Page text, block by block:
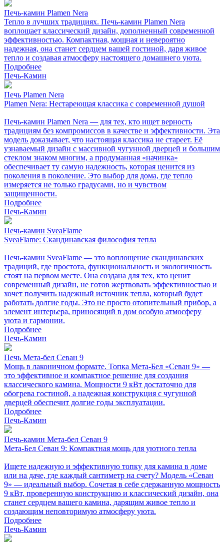
Печь-камин Plamen Nera
Тепло в лучших традициях. Печь-камин Plamen Nera
воплощает классический дизайн, дополненный современной
эффективностью. Компактная, мощная и невероятно
надежная, она станет сердцем вашей гостиной, даря живое
тепло и создавая атмосферу настоящего домашнего уюта.
Подробнее
Печь-Камин
Печь Plamen Nera
Plamen Nera: Нестареющая классика с современной душой
Печь-камин Plamen Nera — для тех, кто ищет верность
традициям без компромиссов в качестве и эффективности. Эта
модель доказывает, что настоящая классика не стареет. Её
узнаваемый дизайн с массивной чугунной дверцей и большим
стеклом знаком многим, а продуманная «начинка»
обеспечивает ту самую надежность, которая ценится из
поколения в поколение. Это выбор для дома, где тепло
измеряется не только градусами, но и чувством
защищенности.
Подробнее
Печь-Камин
Печь-камин SveaFlame
SveaFlame: Скандинавская философия тепла
Печь-камин SveaFlame — это воплощение скандинавских
традиций, где простота, функциональность и экологичность
стоят на первом месте. Она создана для тех, кто ценит
современный дизайн, не готов жертвовать эффективностью и
хочет получить надежный источник тепла, который будет
работать долгие годы. Это не просто отопительный прибор, а
элемент интерьера, приносящий в дом особую атмосферу
уюта и гармонии.
Подробнее
Печь-Камин
Печь Мета-бел Севан 9
Мощь в лаконичном формате. Топка Мета-Бел «Севан 9» —
это эффективное и компактное решение для создания
классического камина. Мощности 9 кВт достаточно для
обогрева гостиной, а надежная конструкция с чугунной
дверцей обеспечит долгие годы эксплуатации.
Подробнее
Печь-Камин
Печь-камин Мета-бел Севан 9
Мета-Бел Севан 9: Компактная мощь для уютного тепла
Ищете надежную и эффективную топку для камина в доме
или на даче, где каждый сантиметр на счету? Модель «Севан
9» — идеальный выбор. Сочетая в себе сдержанную мощность
9 кВт, проверенную конструкцию и классический дизайн, она
станет сердцем вашего камина, дарящим живое тепло и
создающим неповторимую атмосферу уюта.
Подробнее
Печь-Камин